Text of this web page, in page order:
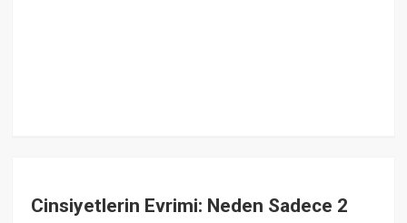
Cinsiyetlerin Evrimi: Neden Sadece 2